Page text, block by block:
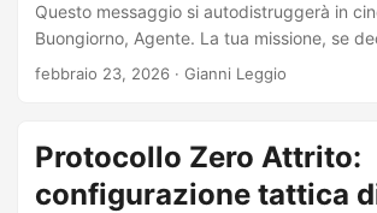
Questo messaggio si autodistruggerà in
Buongiorno, Agente. La tua missione, se
accettarla, riguarda un sistema
Executing command "/opt/homebrew/bin/
L’analisi iniziale suggeriva un problema di
minore. Ci sbagliavamo. Un’indagine più
febbraio 23, 2026 · Gianni Leggio
Protocollo Zero Attrito:
configurazione tattica